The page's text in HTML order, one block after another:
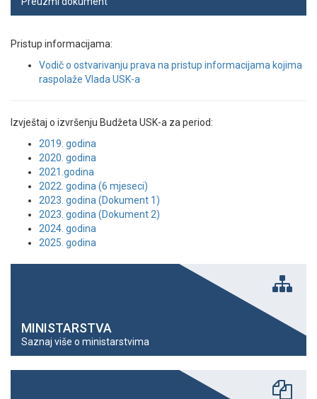
Pristup informacijama:
Vodič o ostvarivanju prava na pristup informacijama kojima
raspolaže Vlada USK-a
Izvještaj o izvršenju Budžeta USK-a za period:
2019. godina
2020. godina
2021.godina
2022. godina (6 mjeseci)
2023. godina (Dokument 1)
2023. godina (Dokument 2)
2024. godina
2025. godina
MINISTARSTVA
Saznaj više o ministarstvima